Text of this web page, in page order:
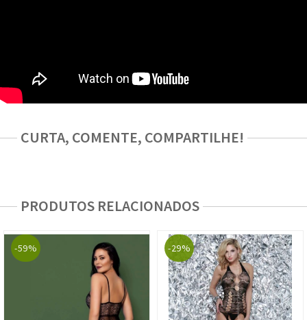
CURTA, COMENTE, COMPARTILHE!
PRODUTOS RELACIONADOS
-59% -29%